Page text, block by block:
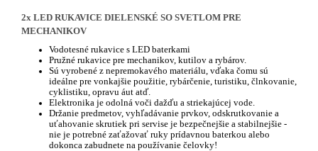
2x LED RUKAVICE DIELENSKÉ SO SVETLOM PRE
MECHANIKOV
Vodotesné rukavice s LED baterkami
Pružné rukavice pre mechanikov, kutilov a rybárov.
Sú vyrobené z nepremokavého materiálu, vďaka čomu sú
ideálne pre vonkajšie použitie, rybárčenie, turistiku, člnkovanie,
cyklistiku, opravu áut atď.
Elektronika je odolná voči dažďu a striekajúcej vode.
Držanie predmetov, vyhľadávanie prvkov, odskrutkovanie a
uťahovanie skrutiek pri servise je bezpečnejšie a stabilnejšie -
nie je potrebné zaťažovať ruky prídavnou baterkou alebo
dokonca zabudnete na používanie čelovky!